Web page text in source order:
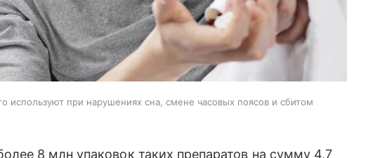
используют при нарушениях сна, смене часовых поясов и сбитом
8 млн упаковок таких препаратов на сумму 4,7